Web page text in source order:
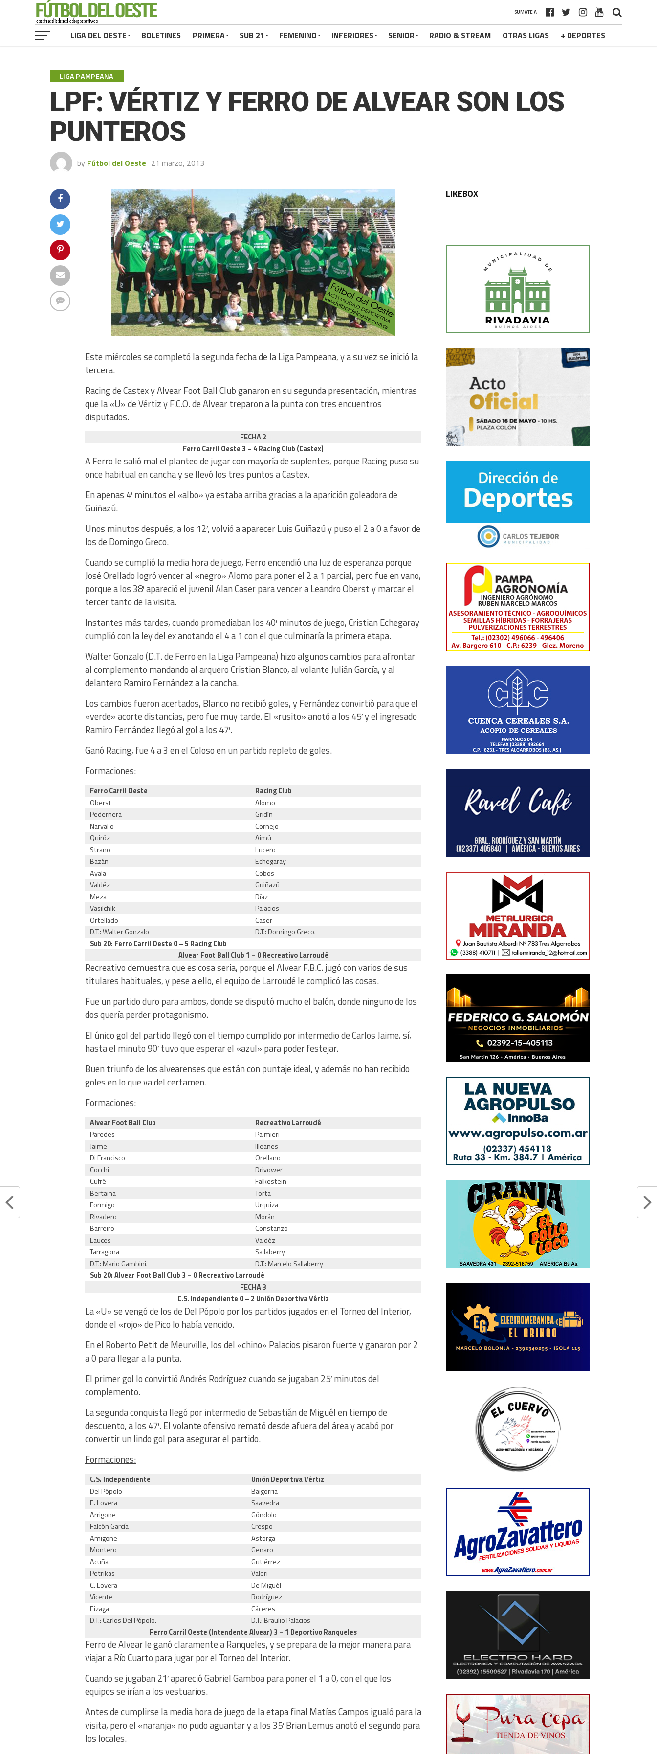
SUMATE A
LIGA DEL OESTE BOLETINES PRIMERA SUB 21 FEMENINO INFERIORES SENIOR RADIO & STREAM OTRAS LIGAS + DEPORTES
LIGA PAMPEANA
LPF: VÉRTIZ Y FERRO DE ALVEAR SON LOS
PUNTEROS
by Fútbol del Oeste 21 marzo, 2013
Este miércoles se completó la segunda fecha de la Liga Pampeana, y a su vez se inició la
tercera.
Racing de Castex y Alvear Foot Ball Club ganaron en su segunda presentación, mientras
que la «U» de Vértiz y F.C.O. de Alvear treparon a la punta con tres encuentros
disputados.
FECHA 2
Ferro Carril Oeste 3 – 4 Racing Club (Castex)
A Ferro le salió mal el planteo de jugar con mayoría de suplentes, porque Racing puso su
once habitual en cancha y se llevó los tres puntos a Castex.
En apenas 4′ minutos el «albo» ya estaba arriba gracias a la aparición goleadora de
Guiñazú.
Unos minutos después, a los 12′, volvió a aparecer Luis Guiñazú y puso el 2 a 0 a favor de
los de Domingo Greco.
Cuando se cumplió la media hora de juego, Ferro encendió una luz de esperanza porque
José Orellado logró vencer al «negro» Alomo para poner el 2 a 1 parcial, pero fue en vano,
porque a los 38′ apareció el juvenil Alan Caser para vencer a Leandro Oberst y marcar el
tercer tanto de la visita.
Instantes más tardes, cuando promediaban los 40′ minutos de juego, Cristian Echegaray
cumplió con la ley del ex anotando el 4 a 1 con el que culminaría la primera etapa.
Walter Gonzalo (D.T. de Ferro en la Liga Pampeana) hizo algunos cambios para afrontar
al complemento mandando al arquero Cristian Blanco, al volante Julián García, y al
delantero Ramiro Fernández a la cancha.
Los cambios fueron acertados, Blanco no recibió goles, y Fernández convirtiò para que el
«verde» acorte distancias, pero fue muy tarde. El «rusito» anotó a los 45′ y el ingresado
Ramiro Fernández llegó al gol a los 47′.
Ganó Racing, fue 4 a 3 en el Coloso en un partido repleto de goles.
Formaciones:
Ferro Carril Oeste
Racing Club
Oberst
Alomo
Pedernera
Gridín
Narvallo
Cornejo
Quiróz
Aimú
Strano
Lucero
Bazán
Echegaray
Ayala
Cobos
Valdéz
Guiñazú
Meza
Díaz
Vasilchik
Palacios
Ortellado
Caser
D.T.: Walter Gonzalo
D.T.: Domingo Greco.
Sub 20: Ferro Carril Oeste 0 – 5 Racing Club
Alvear Foot Ball Club 1 – 0 Recreativo Larroudé
Recreativo demuestra que es cosa seria, porque el Alvear F.B.C. jugó con varios de sus
titulares habituales, y pese a ello, el equipo de Larroudé le complicó las cosas.
Fue un partido duro para ambos, donde se disputó mucho el balón, donde ninguno de los
dos quería perder protagonismo.
El único gol del partido llegó con el tiempo cumplido por intermedio de Carlos Jaime, sí,
hasta el minuto 90′ tuvo que esperar el «azul» para poder festejar.
Buen triunfo de los alvearenses que están con puntaje ideal, y además no han recibido
goles en lo que va del certamen.
Formaciones:
Alvear Foot Ball Club
Recreativo Larroudé
Paredes
Palmieri
Jaime
Illeanes
Di Francisco
Orellano
Cocchi
Drivower
Cufré
Falkestein
Bertaina
Torta
Formigo
Urquiza
Rivadero
Morán
Barreiro
Constanzo
Lauces
Valdéz
Tarragona
Sallaberry
D.T.: Mario Gambini.
D.T.: Marcelo Sallaberry
Sub 20: Alvear Foot Ball Club 3 – 0 Recreativo Larroudé
FECHA 3
C.S. Independiente 0 – 2 Unión Deportiva Vértiz
La «U» se vengó de los de Del Pópolo por los partidos jugados en el Torneo del Interior,
donde el «rojo» de Pico lo había vencido.
En el Roberto Petit de Meurville, los del «chino» Palacios pisaron fuerte y ganaron por 2
a 0 para llegar a la punta.
El primer gol lo convirtió Andrés Rodríguez cuando se jugaban 25′ minutos del
complemento.
La segunda conquista llegó por intermedio de Sebastián de Miguél en tiempo de
descuento, a los 47′. El volante ofensivo remató desde afuera del área y acabó por
convertir un lindo gol para asegurar el partido.
Formaciones:
C.S. Independiente
Unión Deportiva Vértiz
Del Pópolo
Baigorria
E. Lovera
Saavedra
Arrigone
Góndolo
Falcón García
Crespo
Amigone
Astorga
Montero
Genaro
Acuña
Gutiérrez
Petrikas
Valori
C. Lovera
De Miguél
Vicente
Rodríguez
Eizaga
Cáceres
D.T.: Carlos Del Pópolo.
D.T.: Braulio Palacios
Ferro Carril Oeste (Intendente Alvear) 3 – 1 Deportivo Ranqueles
Ferro de Alvear le ganó claramente a Ranqueles, y se prepara de la mejor manera para
viajar a Río Cuarto para jugar por el Torneo del Interior.
Cuando se jugaban 21′ apareció Gabriel Gamboa para poner el 1 a 0, con el que los
equipos se irían a los vestuarios.
Antes de cumplirse la media hora de juego de la etapa final Matías Campos igualó para la
visita, pero el «naranja» no pudo aguantar y a los 35′ Brian Lemus anotó el segundo para
los locales.
LIKEBOX